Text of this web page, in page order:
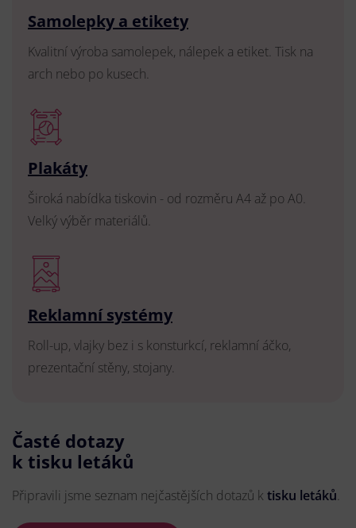
Samolepky a etikety
Kvalitní výroba samolepek, nálepek a etiket. Tisk na
arch nebo po kusech.
Plakáty
Široká nabídka tiskovin - od rozměru A4 až po A0.
Velký výběr materiálů.
Reklamní systémy
Roll-up, vlajky bez i s konsturkcí, reklamní áčko,
prezentační stěny, stojany.
Časté dotazy
k tisku letáků
Připravili jsme seznam nejčastějších dotazů k tisku letáků.